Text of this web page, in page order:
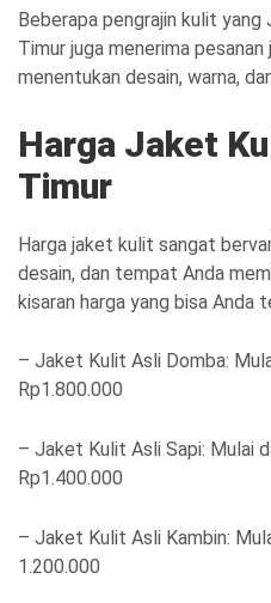
Beberapa pengrajin kulit
Timur juga menerima
menentukan desain, warna,
Harga Jaket
Timur
Harga jaket kulit sangat
desain, dan tempat Anda
kisaran harga yang bisa Anda
– Jaket Kulit Asli Domba:
Rp1.800.000
– Jaket Kulit Asli Sapi: Mulai
Rp1.400.000
– Jaket Kulit Asli Kambin:
1.200.000